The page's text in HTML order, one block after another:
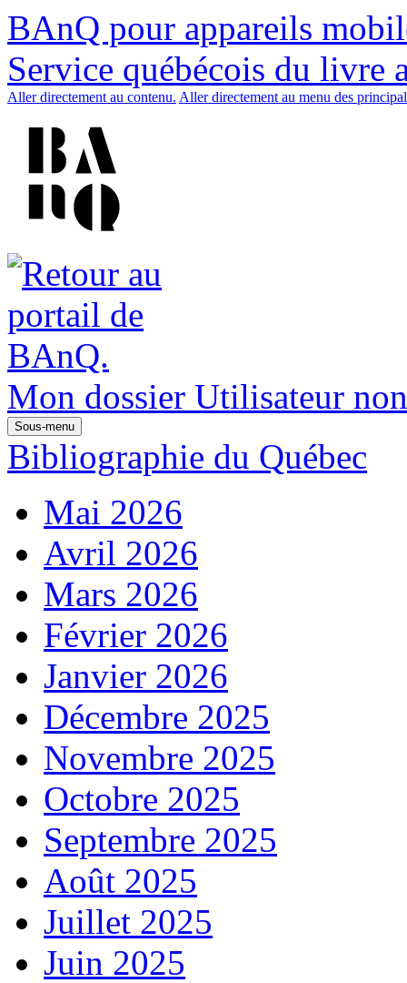
BAnQ pour appareils
Service québécois du livre
Aller directement au contenu. Aller directement au menu des
Mon dossier Utilisateur
Sous-menu
Bibliographie du Québec
Mai 2026
Avril 2026
Mars 2026
Février 2026
Janvier 2026
Décembre 2025
Novembre 2025
Octobre 2025
Septembre 2025
Août 2025
Juillet 2025
Juin 2025